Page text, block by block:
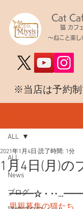
Cat
猫 カフ
～ねこと楽し
​※当店は予約
ALL
News
ブログ
ALL
1月4日(月)の
2021年1月4日 読了時間: 1分
━━━☆・
里親募集の猫たち